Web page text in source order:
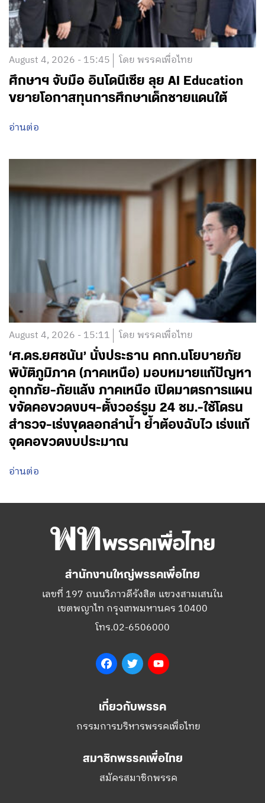
August 4, 2026 - 15:45 โดย พรรคเพื่อไทย
ศึกษาฯ จับมือ อินโดนีเซีย ลุย AI Education
ขยายโอกาสทุนการศึกษาเด็กชายแดนใต้
อ่านต่อ
August 4, 2026 - 15:11 โดย พรรคเพื่อไทย
‘ศ.ดร.ยศชนัน’ นั่งประธาน คกก.นโยบายภัย
พิบัติภูมิภาค (ภาคเหนือ) มอบหมายแก้ปัญหา
อุทกภัย-ภัยแล้ง ภาคเหนือ เปิดมาตรการแผน
ขจัดคอขวดงบฯ-ตั้งวอร์รูม 24 ชม.-ใช้โดรน
สำรวจ-เร่งขุดลอกลำน้ำ ย้ำต้องฉับไว เร่งแก้
จุดคอขวดงบประมาณ
อ่านต่อ
สำนักงานใหญ่พรรคเพื่อไทย
เลขที่ 197 ถนนวิภาวดีรังสิต แขวงสามเสนใน
เขตพญาไท กรุงเทพมหานคร 10400
โทร.02-6506000
FacebookTwitter
เกี่ยวกับพรรค
กรรมการบริหารพรรคเพื่อไทย
สมาชิกพรรคเพื่อไทย
สมัครสมาชิกพรรค